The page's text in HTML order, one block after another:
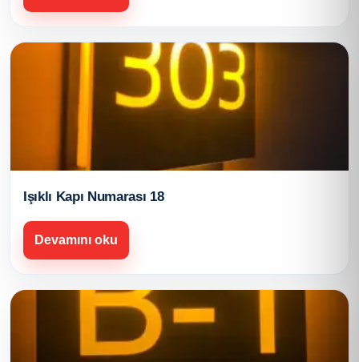
Işıklı Kapı Numarası 18
Devamını oku